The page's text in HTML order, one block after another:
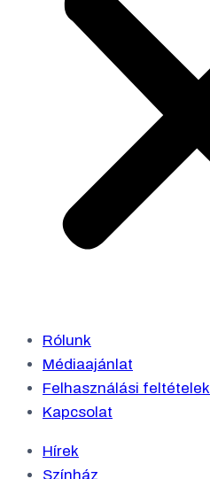
Rólunk
Médiaajánlat
Felhasználási feltételek
Kapcsolat
Hírek
Színház